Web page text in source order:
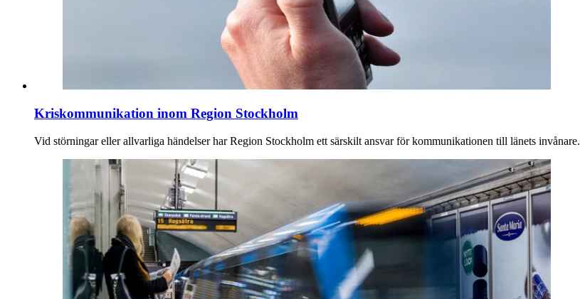
Kriskommunikation inom Region Stockholm
Vid störningar eller allvarliga händelser har Region Stockholm ett särskilt ansvar för kommunikationen till länets invånare.